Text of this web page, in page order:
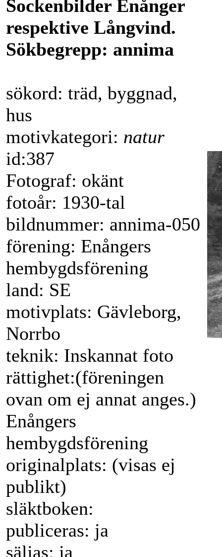
Sockenbilder Enånger
respektive Långvind.
Sökbegrepp: annima
sökord: träd, byggnad,
hus
motivkategori: natur
id:387
Fotograf: okänt
fotoår: 1930-tal
bildnummer: annima-050
förening: Enångers
hembygdsförening
land: SE
motivplats: Gävleborg,
Norrbo
teknik: Inskannat foto
rättighet:(föreningen
ovan om ej annat anges.)
Enångers
hembygdsförening
originalplats: (visas ej
publikt)
släktboken:
publiceras: ja
säljas: ja